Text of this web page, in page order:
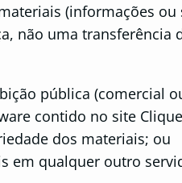
(informações
não uma transferência
pública (comercial
contido no site
dos materiais; ou
em qualquer outro